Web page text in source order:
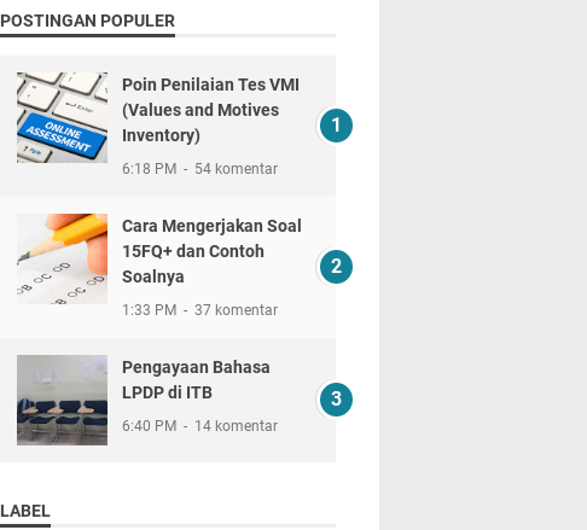
POSTINGAN POPULER
Poin Penilaian Tes VMI
(Values and Motives
Inventory)
6:18 PM 54 komentar
Cara Mengerjakan Soal
15FQ+ dan Contoh
Soalnya
1:33 PM 37 komentar
Pengayaan Bahasa
LPDP di ITB
6:40 PM 14 komentar
LABEL